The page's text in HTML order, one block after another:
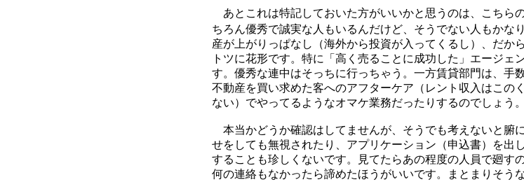
あとこれは特記しておいた方がいいかと思うのは、こちら
ちろん優秀で誠実な人もいるんだけど、そうでない人もかな
産が上がりっぱなし（海外から投資が入ってくるし）、だか
トツに花形です。特に「高く売ることに成功した」エージ
す。優秀な連中はそっちに行っちゃう。一方賃貸部門は、手
不動産を買い求めた客へのアフターケア（レント収入はこの
ない）でやってるようなオマケ業務だったりするのでしょう。
本当かどうか確認はしてませんが、そうでも考えないと腑
せをしても無視されたり、アプリケーション（申込書）を出
することも珍しくないです。見てたらあの程度の人員で廻す
何の連絡もなかったら諦めたほうがいいです。まとまりそう